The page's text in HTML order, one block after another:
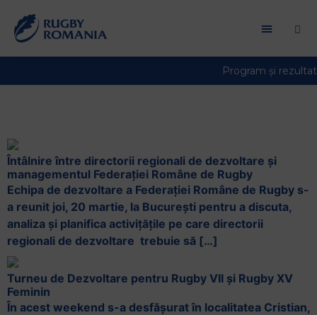
Întâlnire între directorii regionali de dezvoltare și
managementul Federației Române de Rugby
Echipa de dezvoltare a Federației Române de Rugby s-
a reunit joi, 20 martie, la București pentru a discuta,
analiza și planifica activițățile pe care directorii
regionali de dezvoltare trebuie să […]
Turneu de Dezvoltare pentru Rugby VII și Rugby XV
Feminin
În acest weekend s-a desfășurat în localitatea Cristian,